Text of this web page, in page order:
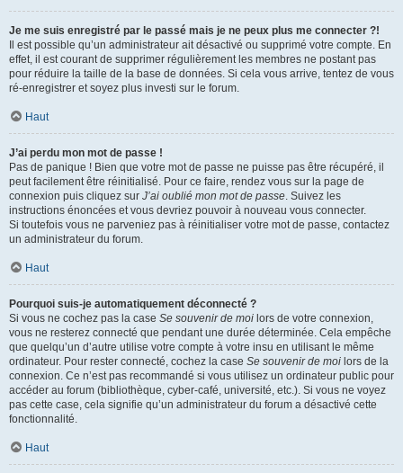
Je me suis enregistré par le passé mais je ne peux plus me connecter ?!
Il est possible qu’un administrateur ait désactivé ou supprimé votre compte. En
effet, il est courant de supprimer régulièrement les membres ne postant pas
pour réduire la taille de la base de données. Si cela vous arrive, tentez de vous
ré-enregistrer et soyez plus investi sur le forum.
Haut
J’ai perdu mon mot de passe !
Pas de panique ! Bien que votre mot de passe ne puisse pas être récupéré, il
peut facilement être réinitialisé. Pour ce faire, rendez vous sur la page de
connexion puis cliquez sur J’ai oublié mon mot de passe. Suivez les
instructions énoncées et vous devriez pouvoir à nouveau vous connecter.
Si toutefois vous ne parveniez pas à réinitialiser votre mot de passe, contactez
un administrateur du forum.
Haut
Pourquoi suis-je automatiquement déconnecté ?
Si vous ne cochez pas la case Se souvenir de moi lors de votre connexion,
vous ne resterez connecté que pendant une durée déterminée. Cela empêche
que quelqu’un d’autre utilise votre compte à votre insu en utilisant le même
ordinateur. Pour rester connecté, cochez la case Se souvenir de moi lors de la
connexion. Ce n’est pas recommandé si vous utilisez un ordinateur public pour
accéder au forum (bibliothèque, cyber-café, université, etc.). Si vous ne voyez
pas cette case, cela signifie qu’un administrateur du forum a désactivé cette
fonctionnalité.
Haut